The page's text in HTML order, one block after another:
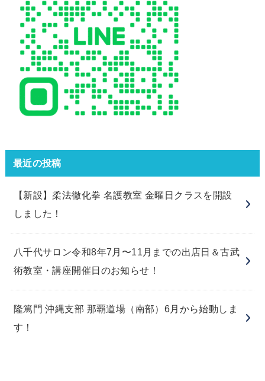
最近の投稿
【新設】柔法徹化拳 名護教室 金曜日クラスを開設
しました！
八千代サロン令和8年7月〜11月までの出店日＆古武
術教室・講座開催日のお知らせ！
隆篤門 沖縄支部 那覇道場（南部）6月から始動しま
す！